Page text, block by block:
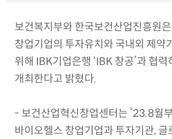
보건복지부와 한국보건산업진흥원
창업기업의 투자유치와 국내외 제약
위해 IBK기업은행 ‘IBK 창공’과 협력
개최한다고 밝혔다.
- 보건산업혁신창업센터는 ’23.8월
바이오헬스 창업기업과 투자기관, 글